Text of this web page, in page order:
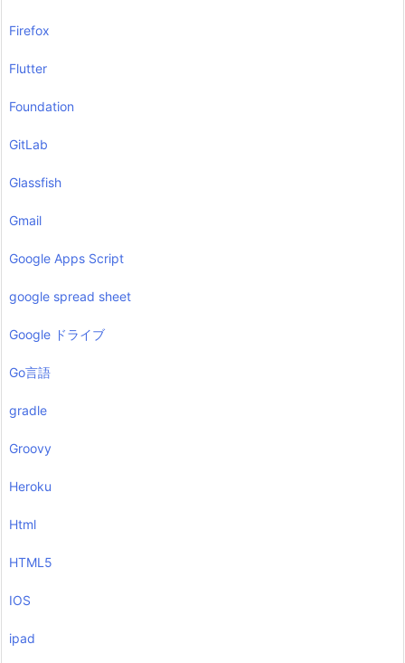
Firefox
Flutter
Foundation
GitLab
Glassfish
Gmail
Google Apps Script
google spread sheet
Google ドライブ
Go言語
gradle
Groovy
Heroku
Html
HTML5
IOS
ipad